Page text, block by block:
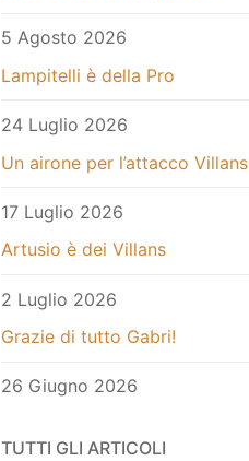
5 Agosto 2026
Lampitelli è della Pro
24 Luglio 2026
Un airone per l’attacco Villans
17 Luglio 2026
Artusio è dei Villans
2 Luglio 2026
Grazie di tutto Gabri!
26 Giugno 2026
TUTTI GLI ARTICOLI